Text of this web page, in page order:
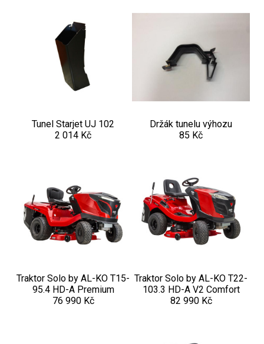
Vyvětvovací pily
AKU zahradní technika
Aku křovinořezy a vyžínače
Aku sekačky
Aku STIHL
Štípačka na dřevo
VARI
VARI malotraktory
Sněhové frézy
Tunel Starjet UJ 102
2 014 Kč
Držák tunelu výhozu
85 Kč
Traktor Solo by AL-KO T15-
95.4 HD-A Premium
76 990 Kč
Traktor Solo by AL-KO T22-
103.3 HD-A V2 Comfort
82 990 Kč